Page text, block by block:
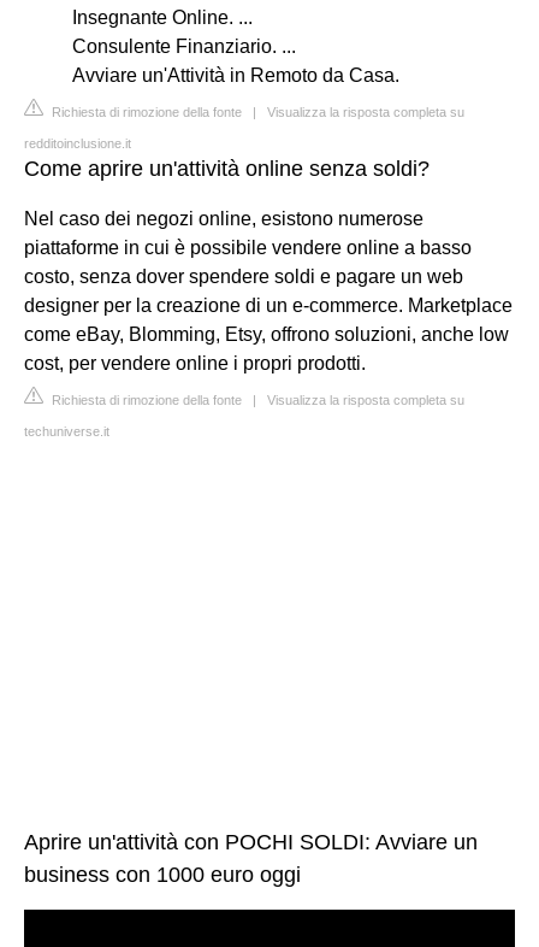
Insegnante Online. ...
Consulente Finanziario. ...
Avviare un'Attività in Remoto da Casa.
Richiesta di rimozione della fonte | Visualizza la risposta completa su
redditoinclusione.it
Come aprire un'attività online senza soldi?
Nel caso dei negozi online, esistono numerose
piattaforme in cui è possibile vendere online a basso
costo, senza dover spendere soldi e pagare un web
designer per la creazione di un e-commerce. Marketplace
come eBay, Blomming, Etsy, offrono soluzioni, anche low
cost, per vendere online i propri prodotti.
Richiesta di rimozione della fonte | Visualizza la risposta completa su
techuniverse.it
Aprire un'attività con POCHI SOLDI: Avviare un
business con 1000 euro oggi